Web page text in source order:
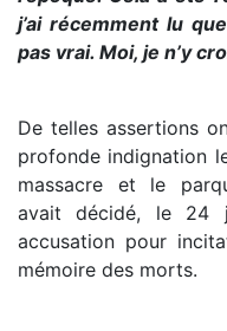
j’ai récemment lu
pas vrai. Moi, je n’y
De telles assertions
profonde indignation
massacre et le
avait décidé, le 24
accusation pour
mémoire des morts.